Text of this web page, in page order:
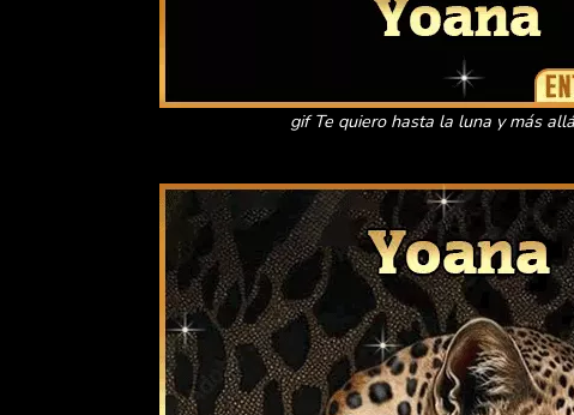
gif Te quiero hasta la luna y más